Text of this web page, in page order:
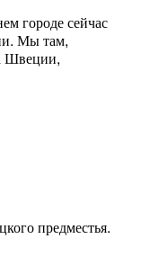
городе сейчас
Мы там,
Швеции,
предместья.